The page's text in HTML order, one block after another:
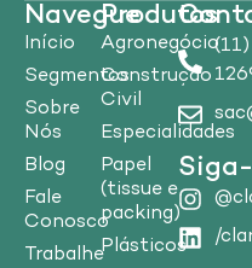
Navegue
Início
Segmentos
Sobre
Nós
Blog
Fale
Conosco
Trabalhe
Produtos
Agronegócio
Construção
Civil
Especialidades
Papel
(tissue e
packing)
Plásticos
/